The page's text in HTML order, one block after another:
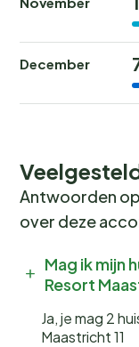
December
Antwoorden
over deze
Mag ik mijn
Resort
Ja, je mag 2
Maastricht 11